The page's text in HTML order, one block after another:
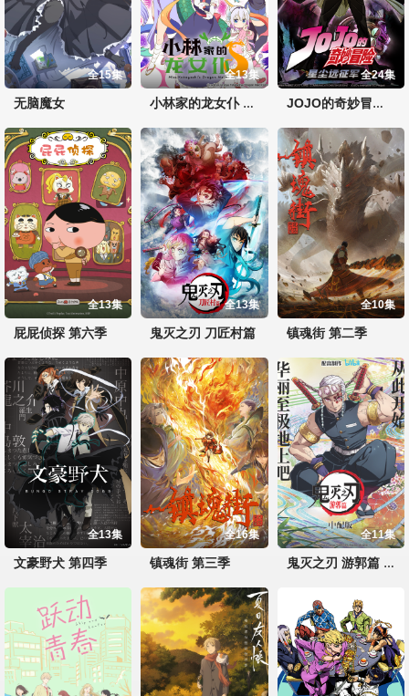
全15集
无脑魔女
全13集
小林家的龙女仆 第二季
全24集
JOJO的奇妙冒险 星尘远征军
全13集
屁屁侦探 第六季
全13集
鬼灭之刃 刀匠村篇
全10集
镇魂街 第二季
全13集
文豪野犬 第四季
全16集
镇魂街 第三季
全11集
鬼灭之刃 游郭篇 中配版